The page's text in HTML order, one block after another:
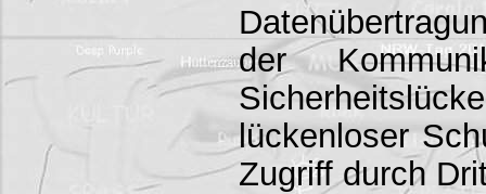
der
lückenloser
Zugriff durch